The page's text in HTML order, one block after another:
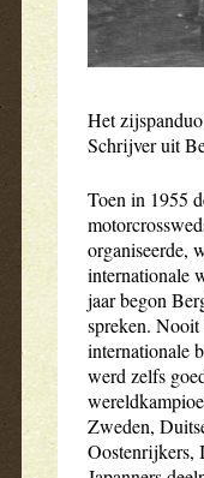
Het
Schrijver uit
Toen in 1955
organiseerde,
internationale
jaar begon
spreken. Nooit
internationale
werd zelfs
Zweden,
Oostenrijkers,